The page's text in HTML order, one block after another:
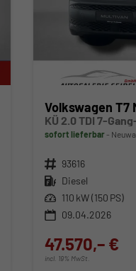
Volkswagen T7
KÜ 2.0 TDI 7-
sofort lieferbar
Fahrzeugnr. 93616
Kraftstoff Diesel
Leistung 110 kW (150 PS)
09.04.2026
47.570,– €
incl. 19% MwSt.